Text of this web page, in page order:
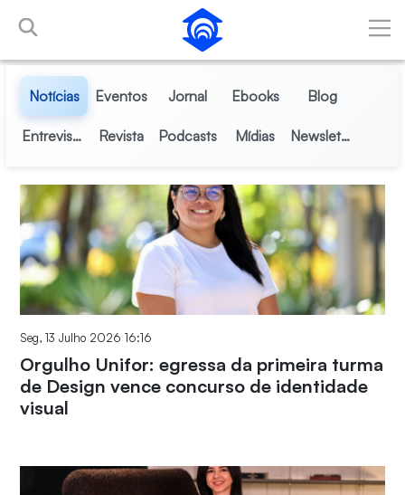
Pular para o Conteúdo principal
Notícias Eventos Jornal Ebooks Blog
Entrevistas Revista Podcasts Mídias Newsletter
Seg, 13 Julho 2026 16:16
Orgulho Unifor: egressa da primeira turma
de Design vence concurso de identidade
visual